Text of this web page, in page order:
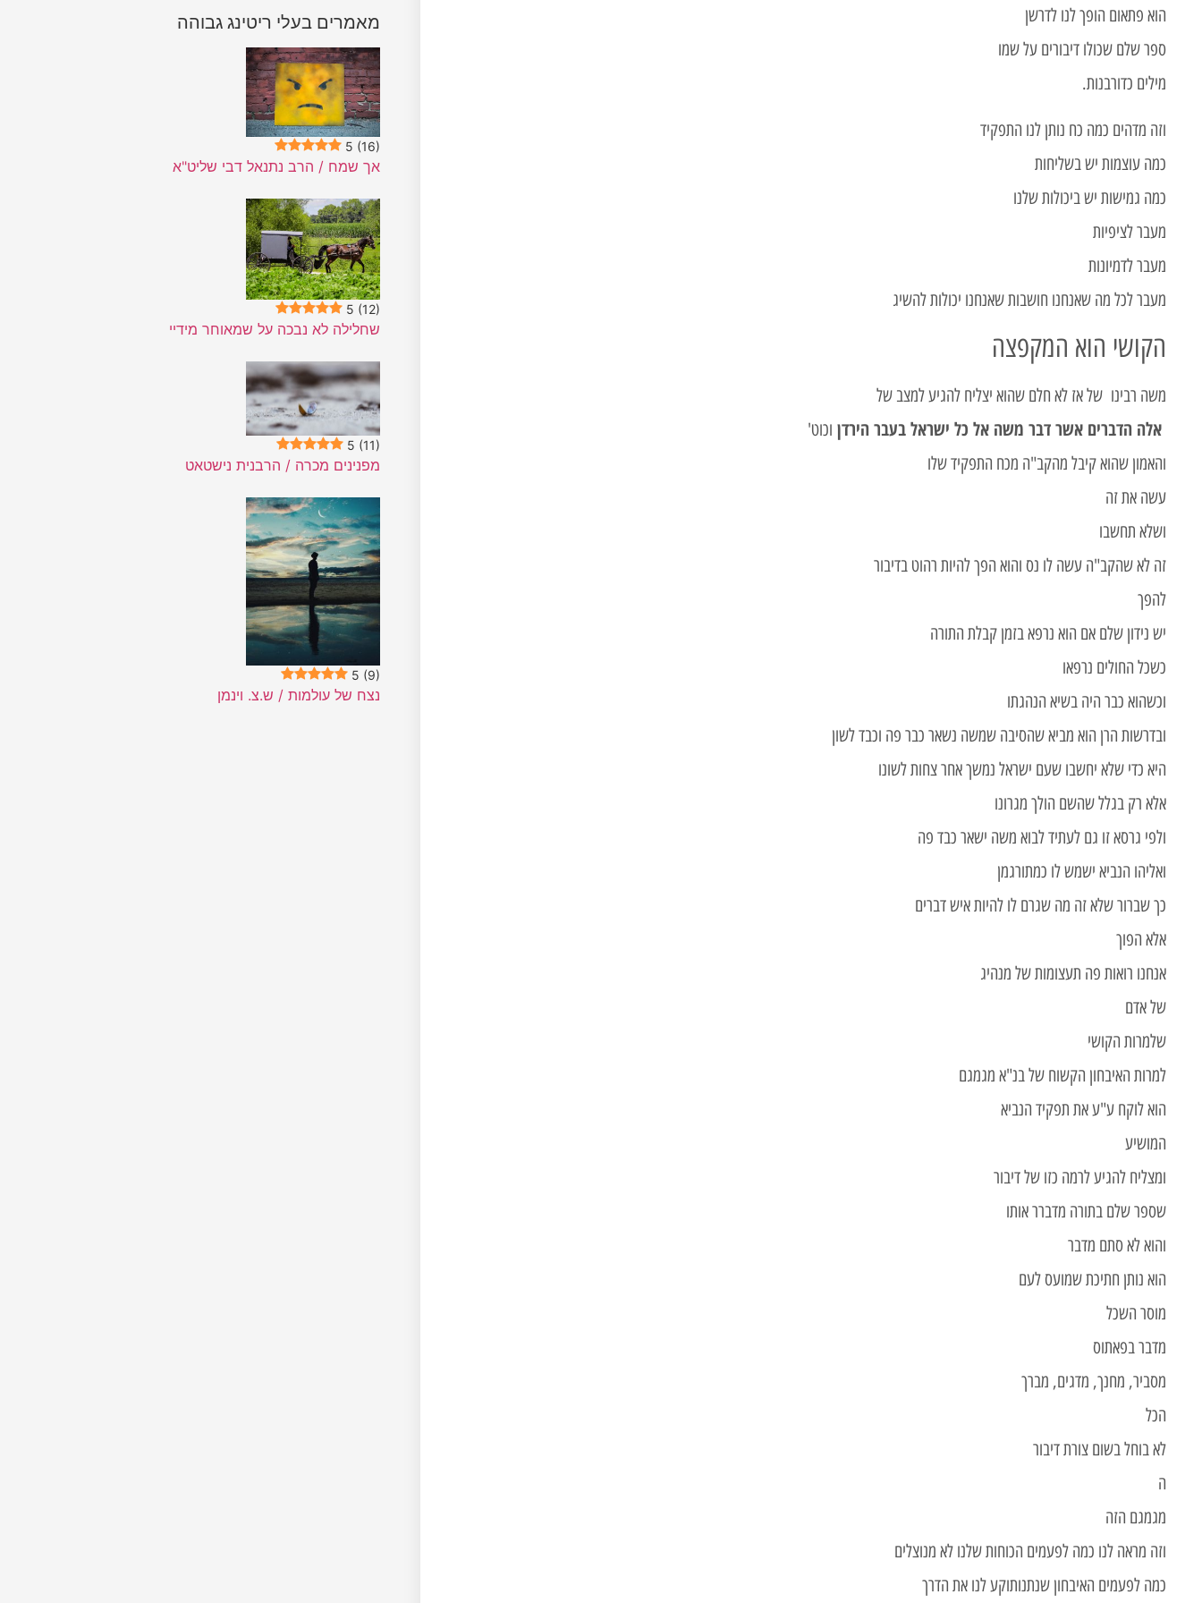
הוא פתאום הופך לנו לדרשן
ספר שלם שכולו דיבורים על שמו
מילים כדורבנות.
וזה מדהים כמה כח נותן לנו התפקיד
כמה עוצמות יש בשליחות
כמה גמישות יש ביכולות שלנו
מעבר לציפיות
מעבר לדמיונות
מעבר לכל מה שאנחנו חושבות שאנחנו יכולות להשיג
הקושי הוא המקפצה
משה רבינו של אז לא חלם שהוא יצליח להגיע למצב של
אלה הדברים אשר דבר משה אל כל ישראל בעבר הירדן וכוט'
והאמון שהוא קיבל מהקב"ה מכח התפקיד שלו
עשה את זה
ושלא תחשבו
זה לא שהקב"ה עשה לו נס והוא הפך להיות רהוט בדיבור
להפך
יש נידון שלם אם הוא נרפא בזמן קבלת התורה
כשכל החולים נרפאו
וכשהוא כבר היה בשיא הנהגתו
ובדרשות הרן הוא מביא שהסיבה שמשה נשאר כבר פה וכבד לשון
היא כדי שלא יחשבו שעם ישראל נמשך אחר צחות לשונו
אלא רק בגלל שהשם הולך מגרונו
ולפי גרסא זו גם לעתיד לבוא משה ישאר כבד פה
ואליהו הנביא ישמש לו כמתורגמן
כך שברור שלא זה מה שגרם לו להיות איש דברים
אלא הפוך
אנחנו רואות פה תעצומות של מנהיג
של אדם
שלמרות הקושי
למרות האיבחון הקשוח של בנ"א מגמגם
הוא לוקח ע"ע את תפקיד הנביא
המושיע
ומצליח להגיע לרמה כזו של דיבור
שספר שלם בתורה מדברר אותו
והוא לא סתם מדבר
הוא נותן חתיכת שמועס לעם
מוסר השכל
מדבר בפאתוס
מסביר, מחנך, מדגים, מברך
הכל
לא בוחל בשום צורת דיבור
ה
מגמגם הזה
וזה מראה לנו כמה לפעמים הכוחות שלנו לא מנוצלים
כמה לפעמים האיבחון שנתנותוקע לנו את הדרך
מאמרים בעלי ריטינג גבוהה
5 (16)
אך שמח / הרב נתנאל דבי שליט"א
5 (12)
שחלילה לא נבכה על שמאוחר מידיי
5 (11)
מפנינים מכרה / הרבנית נישטאט
5 (9)
נצח של עולמות / ש.צ. וינמן